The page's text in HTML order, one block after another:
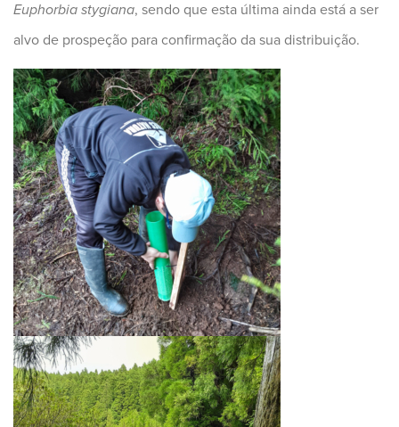
Euphorbia stygiana, sendo que esta última ainda está a ser
alvo de prospeção para confirmação da sua distribuição.